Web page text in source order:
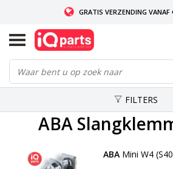
GRATIS VERZENDING VANAF
INDIEN VOORRADIG: VOOR 14:00 BESTELD,
WERELDWIJDE
FILTERS
ABA
ABA Mini W4